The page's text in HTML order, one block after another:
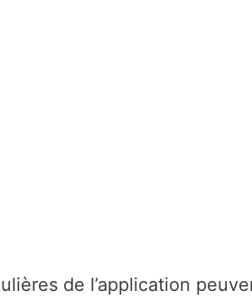
de l’application